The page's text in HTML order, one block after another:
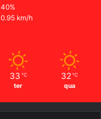
40%
0.95 km/h
33 ℃
ter
32 ℃
qua